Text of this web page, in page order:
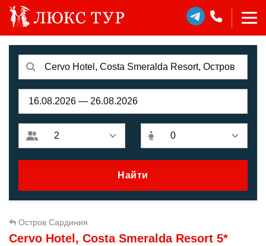
Найти
Остров Сардиния
Cervo Hotel, Costa Smeralda Resort 5*